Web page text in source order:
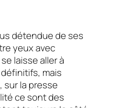
détendue de ses
yeux avec
laisse aller à
mais
sur la presse
ce sont des